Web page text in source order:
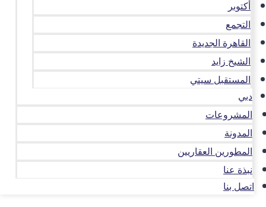
أكتوبر
التجمع
القاهرة الجديدة
الشيخ زايد
المستقبل سيتي
دبي
المشروعات
المدونة
المطورين العقاريين
نبذة عنا
اتصل بنا